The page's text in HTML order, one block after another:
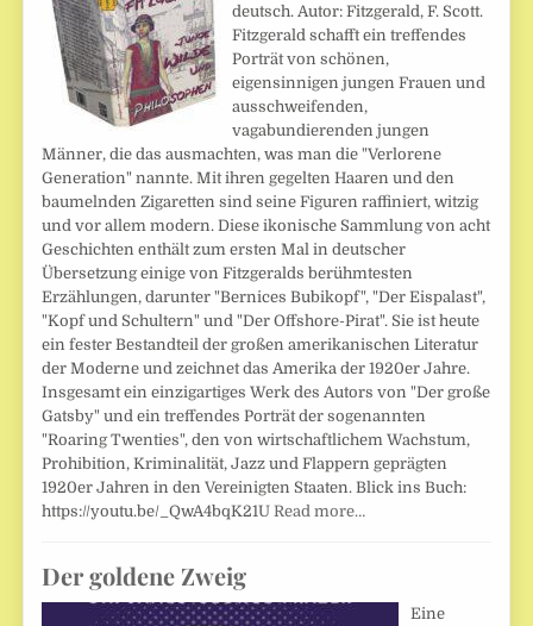
deutsch. Autor: Fitzgerald, F. Scott.
Fitzgerald schafft ein treffendes
Porträt von schönen,
eigensinnigen jungen Frauen und
ausschweifenden,
vagabundierenden jungen
Männer, die das ausmachten, was man die "Verlorene
Generation" nannte. Mit ihren gegelten Haaren und den
baumelnden Zigaretten sind seine Figuren raffiniert, witzig
und vor allem modern. Diese ikonische Sammlung von acht
Geschichten enthält zum ersten Mal in deutscher
Übersetzung einige von Fitzgeralds berühmtesten
Erzählungen, darunter "Bernices Bubikopf", "Der Eispalast",
"Kopf und Schultern" und "Der Offshore-Pirat". Sie ist heute
ein fester Bestandteil der großen amerikanischen Literatur
der Moderne und zeichnet das Amerika der 1920er Jahre.
Insgesamt ein einzigartiges Werk des Autors von "Der große
Gatsby" und ein treffendes Porträt der sogenannten
"Roaring Twenties", den von wirtschaftlichem Wachstum,
Prohibition, Kriminalität, Jazz und Flappern geprägten
1920er Jahren in den Vereinigten Staaten. Blick ins Buch:
https://youtu.be/_QwA4bqK21U Read more…
Der goldene Zweig
Eine